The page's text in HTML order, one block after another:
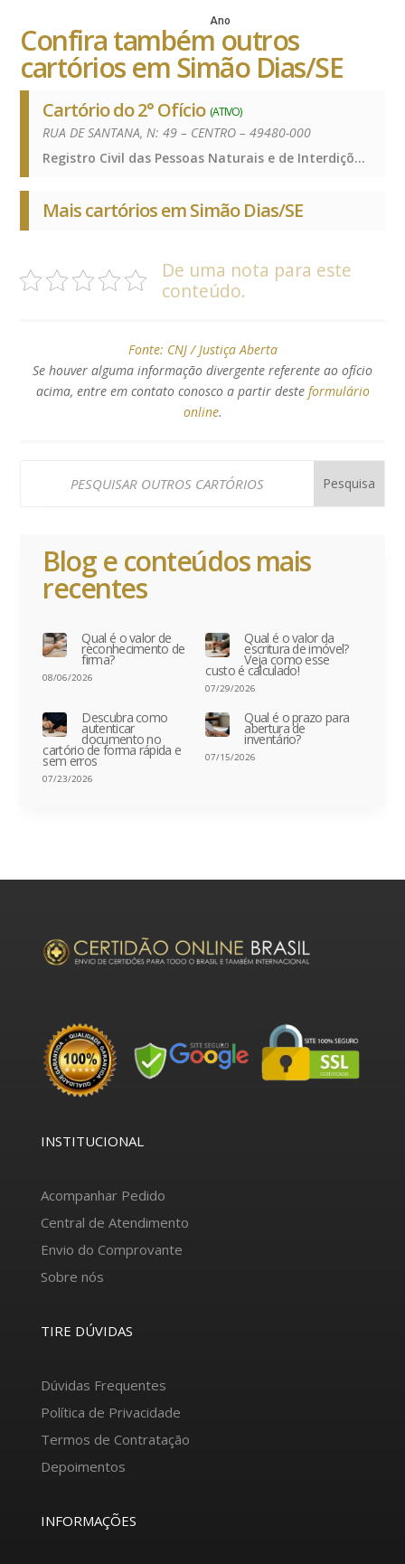
Ano
Confira também outros
cartórios em Simão Dias/SE
Cartório do 2° Ofício (ATIVO)
RUA DE SANTANA, N: 49 – CENTRO – 49480-000
Registro Civil das Pessoas Naturais e de Interdições e Tutelas, Registro de Imóveis, Registro de Títulos e Documentos e Civis das Pessoas Jurídicas, Registro Civil das Pessoas Naturais e de Interdições e Tutelas, Registro de Imóveis, Registro de Títulos e Documentos e Civis das Pessoas Jurídicas, Registro Civil das Pessoas Naturais e de Interdições e Tutelas, Registro de Imóveis, Registro de Títulos e Documentos e Civis das Pessoas Jurídicas
Mais cartórios em Simão Dias/SE
De uma nota para este
conteúdo.
Fonte: CNJ / Justiça Aberta
Se houver alguma informação divergente referente ao ofício
acima, entre em contato conosco a partir deste formulário
online.
Blog e conteúdos mais
recentes
Qual é o valor de
reconhecimento de
firma?
08/06/2026
Qual é o valor da
escritura de imóvel?
Veja como esse
custo é calculado!
07/29/2026
Descubra como
autenticar
documento no
cartório de forma rápida e
sem erros
07/23/2026
Qual é o prazo para
abertura de
inventário?
07/15/2026
INSTITUCIONAL
Acompanhar Pedido
Central de Atendimento
Envio do Comprovante
Sobre nós
TIRE DÚVIDAS
Dúvidas Frequentes
Política de Privacidade
Termos de Contratação
Depoimentos
INFORMAÇÕES